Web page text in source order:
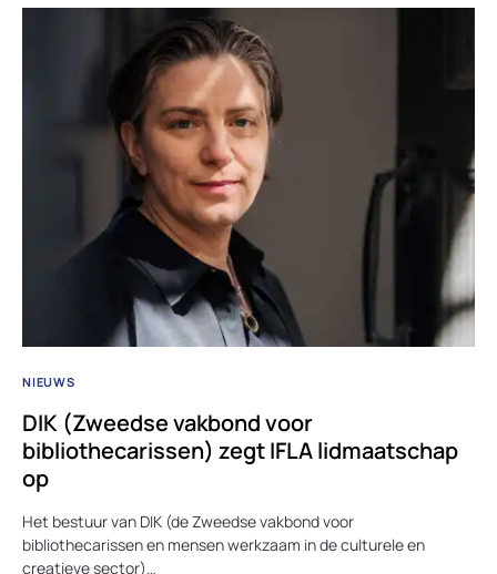
NIEUWS
DIK (Zweedse vakbond voor
bibliothecarissen) zegt IFLA lidmaatschap
op
Het bestuur van DIK (de Zweedse vakbond voor
bibliothecarissen en mensen werkzaam in de culturele en
creatieve sector)…